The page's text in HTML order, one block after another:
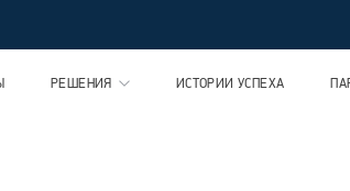
РЕШЕНИЯ ИСТОРИИ УСПЕХА